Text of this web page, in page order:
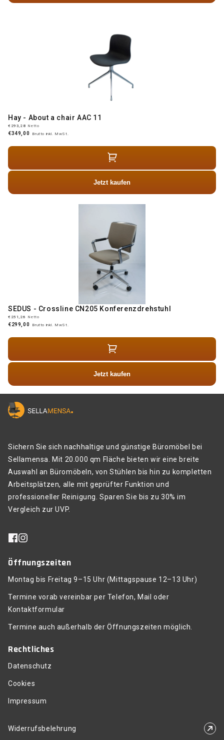
Hay - About a chair AAC 11
€293,28 Netto
€349,00 Brutto inkl. MwSt.
Jetzt kaufen
SEDUS - Crossline CN205 Konferenzdrehstuhl
€251,26 Netto
€299,00 Brutto inkl. MwSt.
Jetzt kaufen
Sichern Sie sich nachhaltige und günstige Büromöbel bei
Sellamensa. Mit 20.000 qm Fläche bieten wir eine breite
Auswahl an Büromöbeln, von Stühlen bis hin zu kompletten
Arbeitsplätzen, alle mit geprüfter Funktion und
professioneller Reinigung. Sparen Sie bis zu 30% im
Vergleich zur UVP.
Öffnungszeiten
Montag bis Freitag 9–15 Uhr (Mittagspause 12–13 Uhr)
Termine vorab vereinbar per Telefon, Mail oder
Kontaktformular
Termine auch außerhalb der Öffnungszeiten möglich.
Rechtliches
Datenschutz
Cookies
Impressum
Widerrufsbelehrung